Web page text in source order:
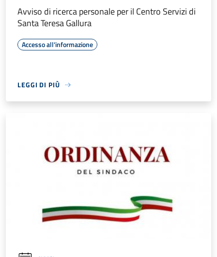
Avviso di ricerca personale per il Centro Servizi di
Santa Teresa Gallura
Accesso all'informazione
LEGGI DI PIÙ